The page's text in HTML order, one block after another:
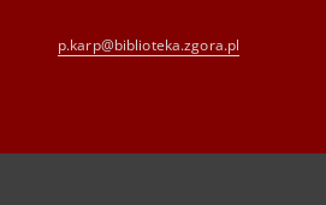
p.karp@biblioteka.zgora.pl